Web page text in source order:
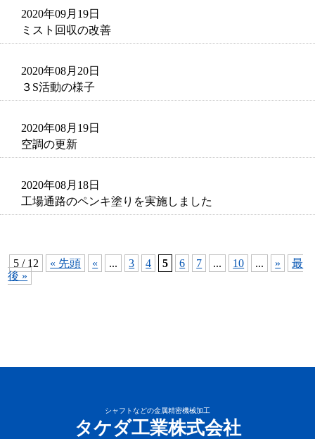
2020年09月19日
ミスト回収の改善
2020年08月20日
３S活動の様子
2020年08月19日
空調の更新
2020年08月18日
工場通路のペンキ塗りを実施しました
5 / 12 « 先頭 « ... 3 4 5 6 7 ... 10 ... »
最
後 »
シャフトなどの金属精密機械加工
タケダ工業株式会社